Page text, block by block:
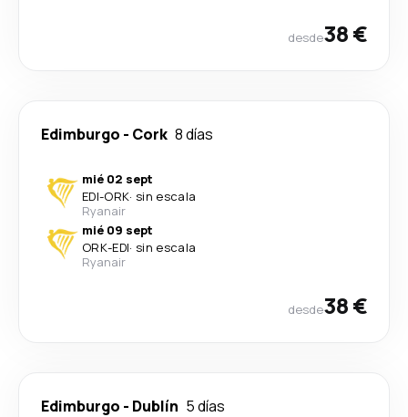
desde38 €
Edimburgo - Cork 8 días
mié 02 sept
EDI-ORK· sin escala
Ryanair
mié 09 sept
ORK-EDI· sin escala
Ryanair
desde38 €
Edimburgo - Dublín 5 días